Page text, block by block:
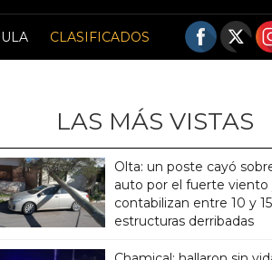
CLASIFICADOS
LAS MÁS VISTAS
Olta: un poste cayó
auto por el fuerte viento
contabilizan entre 10 y 15
estructuras derribadas